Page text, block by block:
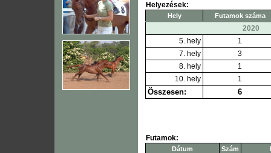
Helyezések:
Hely Futamok száma
2020
5. hely
1
7. hely
3
8. hely
1
10. hely
1
Összesen: 6
Futamok:
Dátum Szám